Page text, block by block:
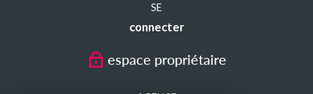
SE
connecter
espace propriétaire